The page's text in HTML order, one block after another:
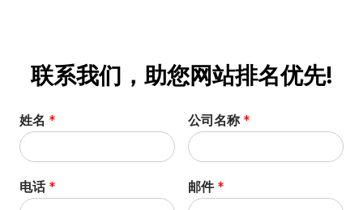
联系我们，助您网站排名优先!
姓名 * 公司名称 *
电话 * 邮件 *